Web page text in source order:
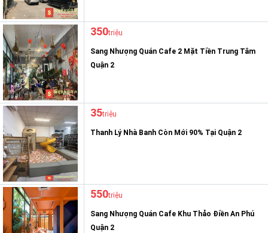
350triệu
Sang Nhượng Quán Cafe 2 Mặt Tiền Trung Tâm
Quận 2
35triệu
Thanh Lý Nhà Banh Còn Mới 90% Tại Quận 2
550triệu
Sang Nhượng Quán Cafe Khu Thảo Điền An Phú
Quận 2